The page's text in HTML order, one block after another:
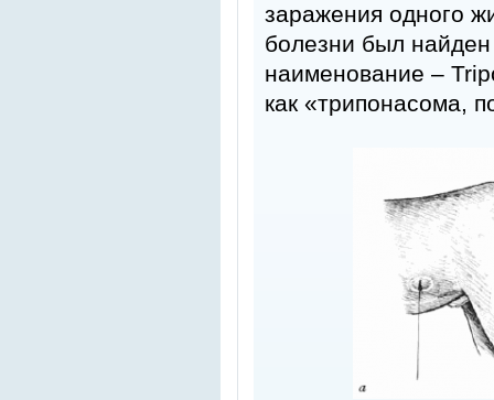
заражения одного
болезни был найден
наименование –
как «трипонасома,